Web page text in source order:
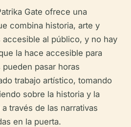
Gate ofrece una
combina historia, arte y
accesible al público, y no hay
la hace accesible para
pasar horas
trabajo artístico, tomando
sobre la historia y la
través de las narrativas
en la puerta.